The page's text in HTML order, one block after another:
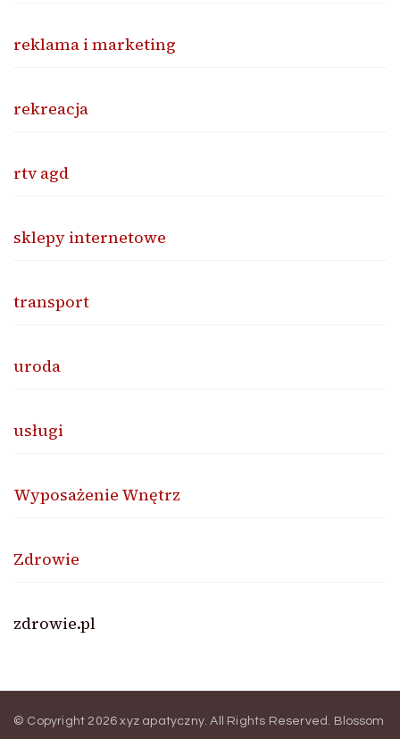
reklama i marketing
rekreacja
rtv agd
sklepy internetowe
transport
uroda
usługi
Wyposażenie Wnętrz
Zdrowie
zdrowie.pl
© Copyright 2026xyz apatyczny. All Rights Reserved. Blossom